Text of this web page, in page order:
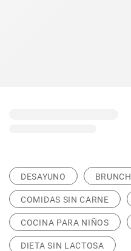
DESAYUNO BRUNCH
COMIDAS SIN CARNE
COCINA PARA NIÑOS
DIETA SIN LACTOSA